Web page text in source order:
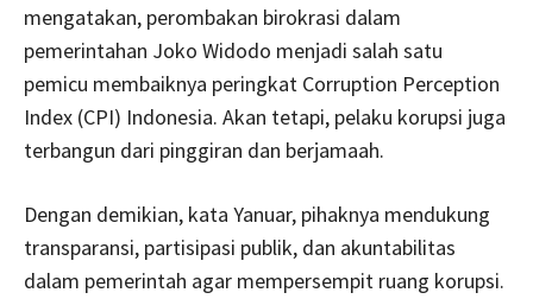
mengatakan, perombakan birokrasi dalam
pemerintahan Joko Widodo menjadi salah satu
pemicu membaiknya peringkat Corruption Perception
Index (CPI) Indonesia. Akan tetapi, pelaku korupsi juga
terbangun dari pinggiran dan berjamaah.
Dengan demikian, kata Yanuar, pihaknya mendukung
transparansi, partisipasi publik, dan akuntabilitas
dalam pemerintah agar mempersempit ruang korupsi.